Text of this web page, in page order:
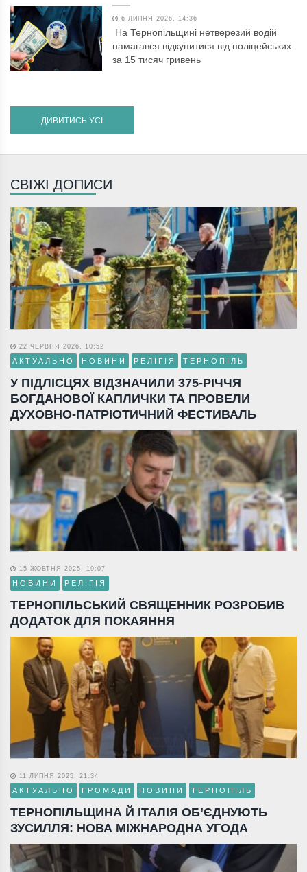
6 ЛИПНЯ 2026, 14:36
На Тернопільщині нетверезий водій
намагався відкупитися від поліцейських
за 15 тисяч гривень
ДИВИТИСЬ УСІ
СВІЖІ ДОПИСИ
22 ЧЕРВНЯ 2026, 10:52
АКТУАЛЬНО НОВИНИ РЕЛІГІЯ ТЕРНОПІЛЬ
У ПІДЛІСЦЯХ ВІДЗНАЧИЛИ 375-РІЧЧЯ
БОГДАНОВОЇ КАПЛИЧКИ ТА ПРОВЕЛИ
ДУХОВНО-ПАТРІОТИЧНИЙ ФЕСТИВАЛЬ
15 ЖОВТНЯ 2025, 19:07
НОВИНИ РЕЛІГІЯ
ТЕРНОПІЛЬСЬКИЙ СВЯЩЕННИК РОЗРОБИВ
ДОДАТОК ДЛЯ ПОКАЯННЯ
11 ЛИПНЯ 2025, 21:34
АКТУАЛЬНО ГРОМАДИ НОВИНИ ТЕРНОПІЛЬ
ТЕРНОПІЛЬЩИНА Й ІТАЛІЯ ОБ’ЄДНУЮТЬ
ЗУСИЛЛЯ: НОВА МІЖНАРОДНА УГОДА